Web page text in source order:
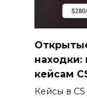
находки:
кейсам
Кейсы в